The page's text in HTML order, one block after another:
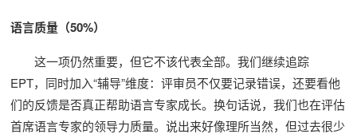
语言质量（50%）
这一项仍然重要，但它不该代表全部。我们继续追踪
EPT，同时加入“辅导”维度：评审员不仅要记录错误，还要看他
们的反馈是否真正帮助语言专家成长。换句话说，我们也在评估
首席语言专家的领导力质量。说出来好像理所当然，但过去很少